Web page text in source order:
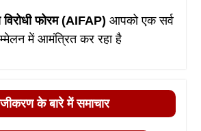
विरोधी फोरम (AIFAP)आपको एक सर्व
में आमंत्रित कर रहा है
के बारे में समाचार